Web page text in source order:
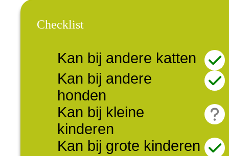
Checklist
Kan bij andere katten
Kan bij andere
honden
Kan bij kleine
kinderen
Kan bij grote kinderen